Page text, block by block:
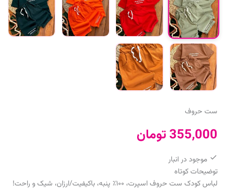
ست حروف
355,000تومان
موجود در انبار
توضیحات کوتاه
لباس کودک ست حروف اسپرت، ۱۰۰٪ پنبه، باکیفیت/ارزان، شیک و راحت!